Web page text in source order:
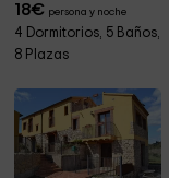
18€ persona y noche
4 Dormitorios, 5 Baños,
8 Plazas